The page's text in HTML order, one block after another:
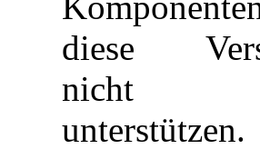
diese
nicht